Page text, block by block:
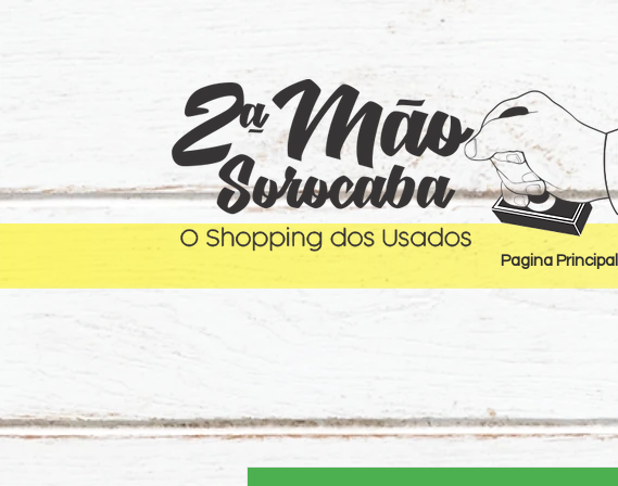
Pagina Principal